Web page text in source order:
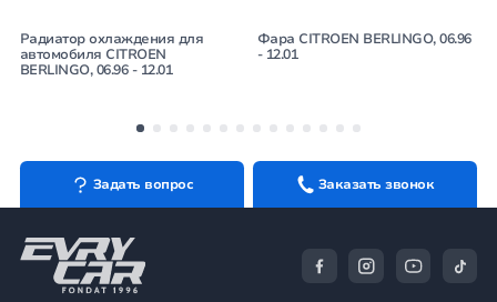
Радиатор охлаждения для
автомобиля CITROEN
BERLINGO, 06.96 - 12.01
Фара CITROEN BERLINGO, 06.96
- 12.01
Задать вопрос Заказать звонок